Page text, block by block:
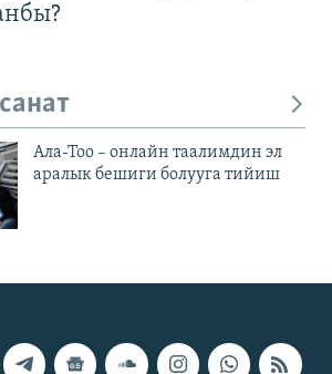
Ала-Тоо – онлайн таалимдин эл
аралык бешиги болууга тийиш